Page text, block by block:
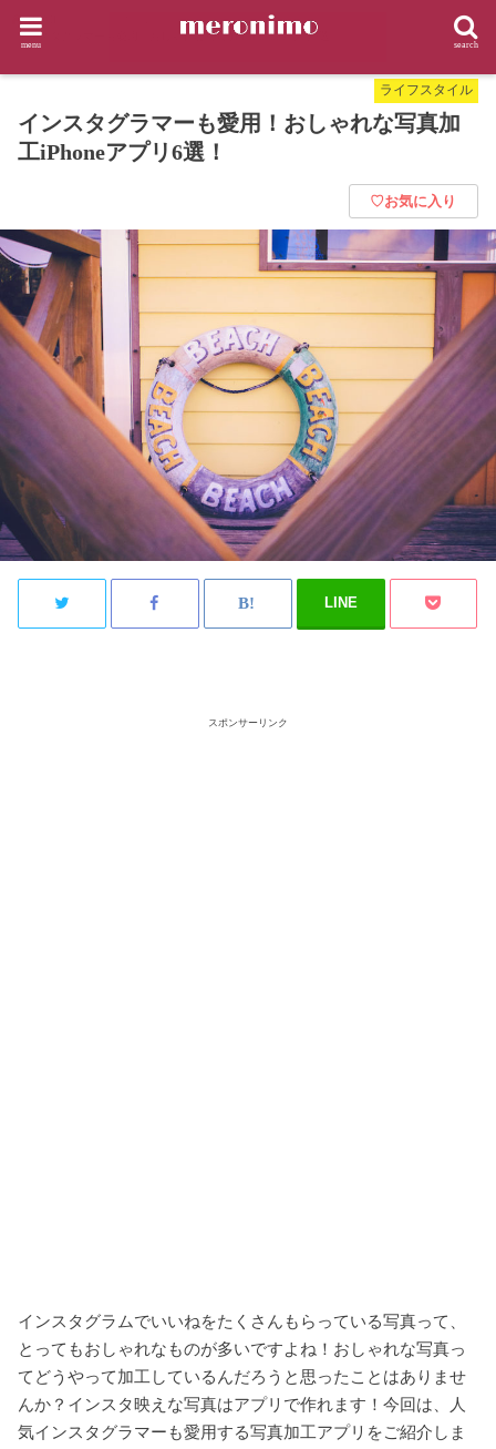
search
menu
HOME
インスタグラマーも愛用！おしゃれな写真加工iPhoneアプリ6選！
ライフスタイル
インスタグラマーも愛用！おしゃれな写真加
工iPhoneアプリ6選！
♡お気に入り
LINE
スポンサーリンク
インスタグラムでいいねをたくさんもらっている写真って、
とってもおしゃれなものが多いですよね！おしゃれな写真っ
てどうやって加工しているんだろうと思ったことはありませ
んか？インスタ映えな写真はアプリで作れます！今回は、人
気インスタグラマーも愛用する写真加工アプリをご紹介しま